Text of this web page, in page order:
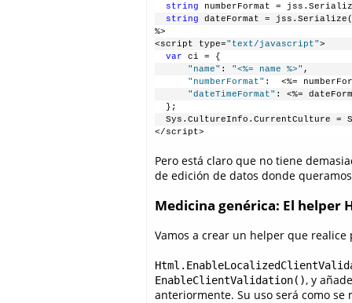
  string
numberFormat =
  string
dateFormat =
%>
<script type="text/javascript">
  var
ci = {
      "name"
: "<%= name %>" ,
      "numberFormat"
:  <%=
      "dateTimeFormat"
: <%=
};
Sys.CultureInfo.CurrentCulture =
</script>
Pero está claro que no tiene
de edición de datos donde
Medicina genérica: El helper
Vamos a crear un helper que
EnableClientValidation(), y
anteriormente. Su uso será como se